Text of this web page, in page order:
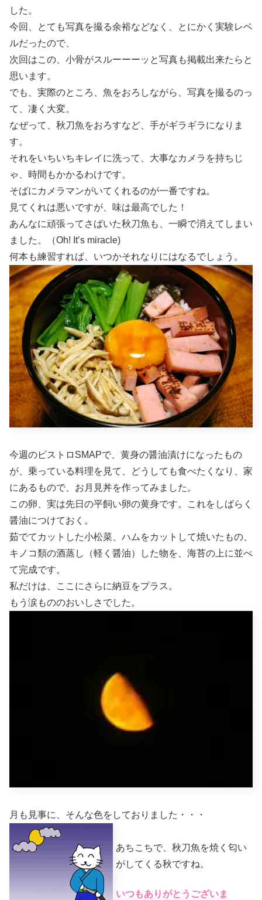
した。
今回、とても写真を撮る余裕などなく、とにかく実験レベ
ルだったので、
次回はこの、小骨がスルーーーッと写真も掲載出来たらと
思います。
でも、実際のところ、魚をおろしながら、写真を撮るのっ
て、凄く大変。
なぜって、秋刀魚をおろすなど、手がギラギラになりま
す。
それをいちいちキレイに洗って、大事なカメラを持ちじ
ゃ、時間もかかるわけです。
そばにカメラマンがいてくれるのが一番ですね。
見てくれは悪いですが、味は最高でした！
あんなに頑張ってさばいた秋刀魚も、一瞬で消えてしまい
ました。（Oh! It’s miracle)
何本も練習すれば、いつかそれなりにはなるでしょう。
今週のビストロSMAPで、黄身の醤油漬けになったもの
が、乗っている料理を見て、どうしても食べたくなり、家
にあるもので、お月見丼を作ってみました。
この卵、実は先日の平飼い卵の黄身です。これをしばらく
醤油につけておく。
茹でてカットした小松菜、ハムをカットして焼いたもの、
キノコ類の酒蒸し（軽く醤油）した物を、海苔の上に並べ
て完成です。
私だけは、ここにさらに納豆をプラス。
もう涙もののおいしさでした。
月も見事に、そんな色をしておりました・・・
あちこちで、秋刀魚を焼く匂い
がしてくる秋ですね。
いつもありがとうございま